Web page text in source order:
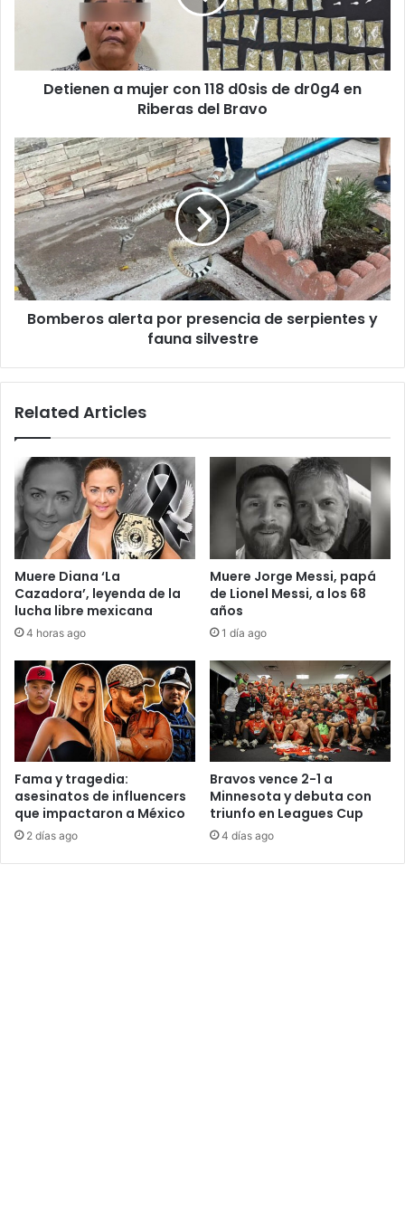
en
RiberasDetienen a mujer con 118 d0sis de dr0g4 en
Riberas del Bravo
Bomberos
alerta
por
presencia
de
serpientes
y
fauna
silvestre
Bomberos alerta por presencia de serpientes y
fauna silvestre
Related Articles
Muere Diana ‘La
Cazadora’, leyenda de la
lucha libre mexicana
4 horas ago
Muere Jorge Messi, papá
de Lionel Messi, a los 68
años
1 día ago
Fama y tragedia:
asesinatos de influencers
que impactaron a México
2 días ago
Bravos vence 2-1 a
Minnesota y debuta con
triunfo en Leagues Cup
4 días ago